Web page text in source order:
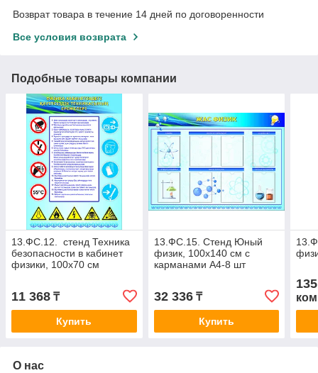
Возврат товара в течение 14 дней по договоренности
Все условия возврата
Подобные товары компании
13.ФС.12. стенд Техника
безопасности в кабинет
физики, 100х70 см
11 368 ₸
Купить
13.ФС.15. Стенд Юный
физик, 100х140 см с
карманами А4-8 шт
32 336₸
Купить
О нас